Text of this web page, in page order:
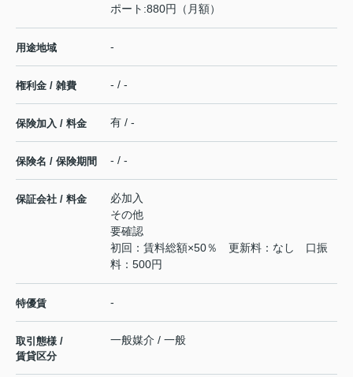
ポート:880円（月額）
用途地域 -
権利金 / 雑費 - / -
保険加入 / 料金 有 / -
保険名 / 保険期間 - / -
保証会社 / 料金
必加入
その他
要確認
初回：賃料総額×50％ 更新料：なし 口振
料：500円
特優賃 -
取引態様 /
賃貸区分
一般媒介 / 一般